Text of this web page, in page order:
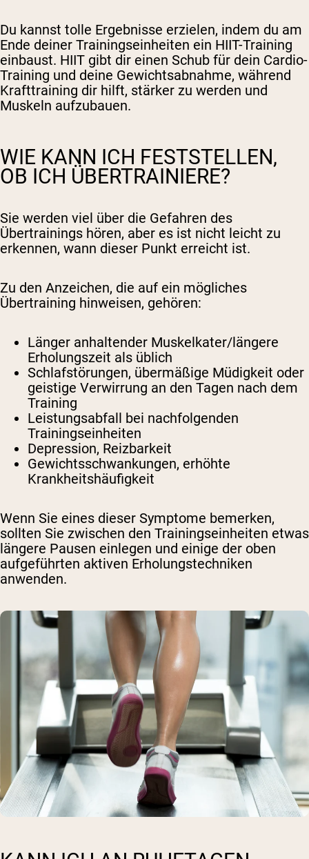
Du kannst tolle Ergebnisse erzielen, indem du am
Ende deiner Trainingseinheiten ein HIIT-Training
einbaust. HIIT gibt dir einen Schub für dein Cardio-
Training und deine Gewichtsabnahme, während
Krafttraining dir hilft, stärker zu werden und
Muskeln aufzubauen.
WIE KANN ICH FESTSTELLEN,
OB ICH ÜBERTRAINIERE?
Sie werden viel über die Gefahren des
Übertrainings hören, aber es ist nicht leicht zu
erkennen, wann dieser Punkt erreicht ist.
Zu den Anzeichen, die auf ein mögliches
Übertraining hinweisen, gehören:
Länger anhaltender Muskelkater/längere
Erholungszeit als üblich
Schlafstörungen, übermäßige Müdigkeit oder
geistige Verwirrung an den Tagen nach dem
Training
Leistungsabfall bei nachfolgenden
Trainingseinheiten
Depression, Reizbarkeit
Gewichtsschwankungen, erhöhte
Krankheitshäufigkeit
Wenn Sie eines dieser Symptome bemerken,
sollten Sie zwischen den Trainingseinheiten etwas
längere Pausen einlegen und einige der oben
aufgeführten aktiven Erholungstechniken
anwenden.